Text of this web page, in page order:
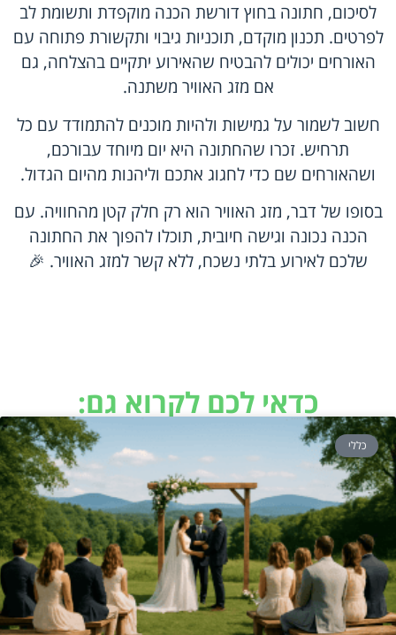
לסיכום, חתונה בחוץ דורשת הכנה מוקפדת ותשומת לב
לפרטים. תכנון מוקדם, תוכניות גיבוי ותקשורת פתוחה עם
האורחים יכולים להבטיח שהאירוע יתקיים בהצלחה, גם
אם מזג האוויר משתנה.
חשוב לשמור על גמישות ולהיות מוכנים להתמודד עם כל
תרחיש. זכרו שהחתונה היא יום מיוחד עבורכם,
ושהאורחים שם כדי לחגוג אתכם וליהנות מהיום הגדול.
בסופו של דבר, מזג האוויר הוא רק חלק קטן מהחוויה. עם
הכנה נכונה וגישה חיובית, תוכלו להפוך את החתונה
שלכם לאירוע בלתי נשכח, ללא קשר למזג האוויר. 🎉
כדאי לכם לקרוא גם:
כללי